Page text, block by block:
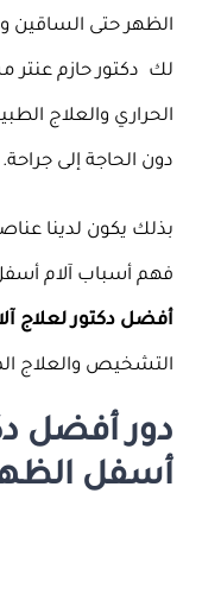
الظهر حتى الساقين
لك دكتور حازم عنتر
الحراري والعلاج
دون الحاجة إلى جراحة.
بذلك يكون لدينا
فهم أسباب آلام
أفضل دكتور لعلاج
التشخيص والعلاج
دور أفضل
أسفل